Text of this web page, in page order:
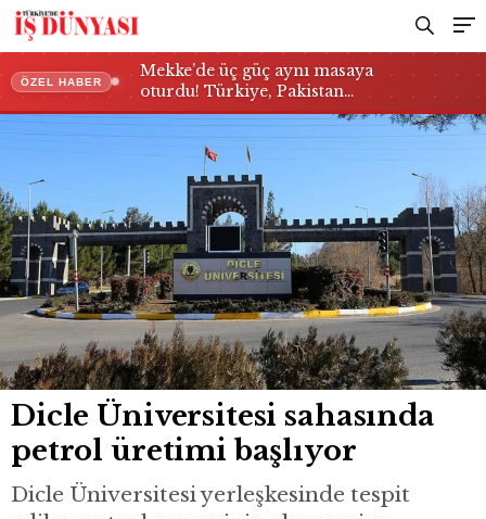
ÖZEL HABER
Mekke’de üç güç aynı masaya
oturdu! Türkiye, Pakistan…
Dicle Üniversitesi sahasında
petrol üretimi başlıyor
Dicle Üniversitesi yerleşkesinde tespit